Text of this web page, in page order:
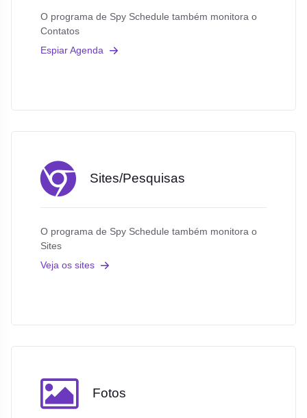
O programa de Spy Schedule também monitora o
Contatos
Espiar Agenda
Sites/Pesquisas
O programa de Spy Schedule também monitora o
Sites
Veja os sites
Fotos